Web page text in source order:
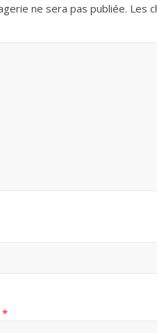
ne sera pas publiée. Les
*